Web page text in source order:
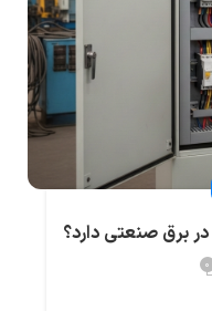
برق صنعتی دارد؟
۰